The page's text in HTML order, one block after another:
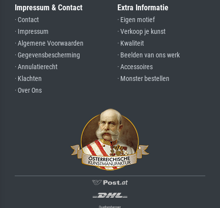
Impressum & Contact
· Contact
· Impressum
· Algemene Voorwaarden
· Gegevensbescherming
· Annulatierecht
· Klachten
· Over Ons
Extra Informatie
· Eigen motief
· Verkoop je kunst
· Kwaliteit
· Beelden van ons werk
· Accessoires
· Monster bestellen